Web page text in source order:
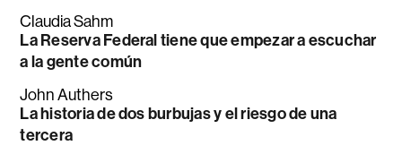
Claudia Sahm
La Reserva Federal tiene que empezar a escuchar
a la gente común
John Authers
La historia de dos burbujas y el riesgo de una
tercera